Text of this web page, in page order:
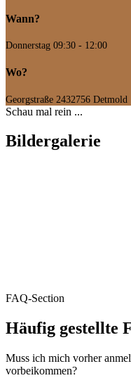
Wann?
Donnerstag 09:30 - 12:00
Wo?
Georgstraße 2432756 Detmold
Schau mal rein ...
Bildergalerie
FAQ-Section
Häufig gestellte
Muss ich mich vorher
vorbeikommen?